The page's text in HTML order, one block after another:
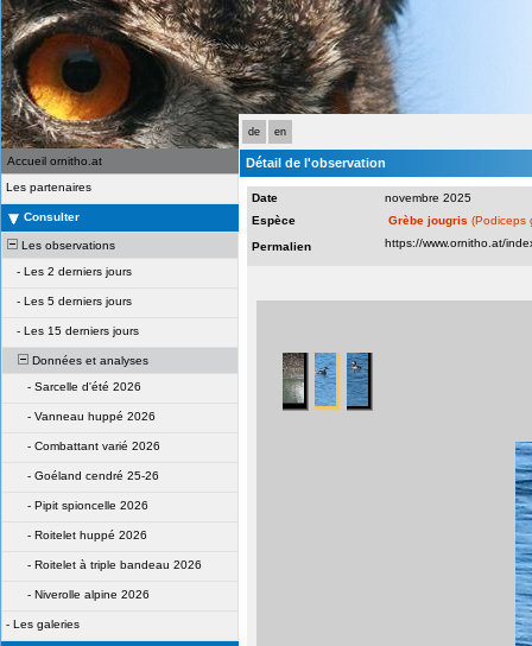
de en
Accueil ornitho.at
Les partenaires
Consulter
Les observations
- Les 2 derniers jours
- Les 5 derniers jours
- Les 15 derniers jours
Données et analyses
- Sarcelle d'été 2026
- Vanneau huppé 2026
- Combattant varié 2026
- Goéland cendré 25-26
- Pipit spioncelle 2026
- Roitelet huppé 2026
- Roitelet à triple bandeau 2026
- Niverolle alpine 2026
- Les galeries
Détail de l'observation
Date
novembre 2025
Espèce
Grèbe jougris (Podiceps
Permalien